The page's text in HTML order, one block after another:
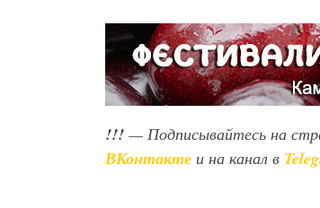
!!! — Подписывайтесь на
ВКонтакте и на канал в